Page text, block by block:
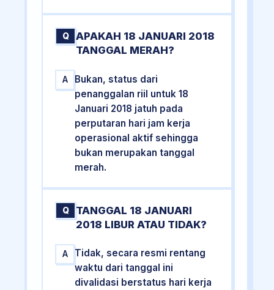
Q
APAKAH 18 JANUARI 2018
TANGGAL MERAH?
A
Bukan, status dari
penanggalan riil untuk 18
Januari 2018 jatuh pada
perputaran hari jam kerja
operasional aktif sehingga
bukan merupakan tanggal
merah.
Q
TANGGAL 18 JANUARI
2018 LIBUR ATAU TIDAK?
A
Tidak, secara resmi rentang
waktu dari tanggal ini
divalidasi berstatus hari kerja